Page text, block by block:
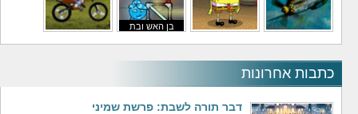
בן האש ובת
כתבות אחרונות
דבר תורה לשבת: פרשת שמיני